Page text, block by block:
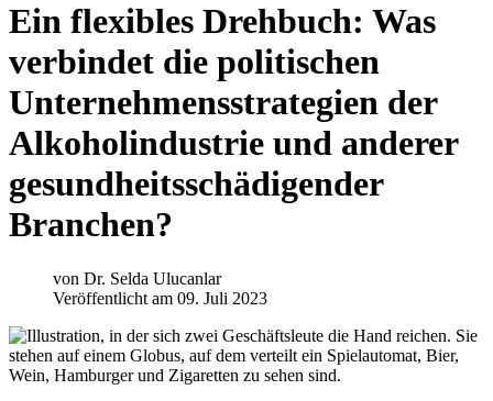
Ein flexibles Drehbuch: Was
verbindet die politischen
Unternehmensstrategien der
Alkoholindustrie und anderer
gesundheitsschädigender
Branchen?
von Dr. Selda Ulucanlar
Veröffentlicht am 09. Juli 2023